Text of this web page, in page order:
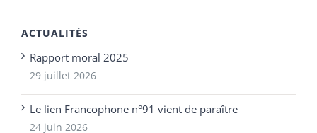
ACTUALITÉS
Rapport moral 2025
29 juillet 2026
Le lien Francophone n°91 vient de paraître
24 juin 2026